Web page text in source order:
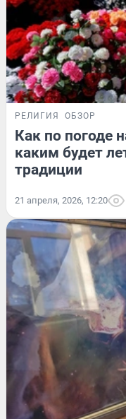
РЕЛИГИЯ ОБЗОР
Как по погоде
каким будет
традиции
21 апреля, 2026, 12:20